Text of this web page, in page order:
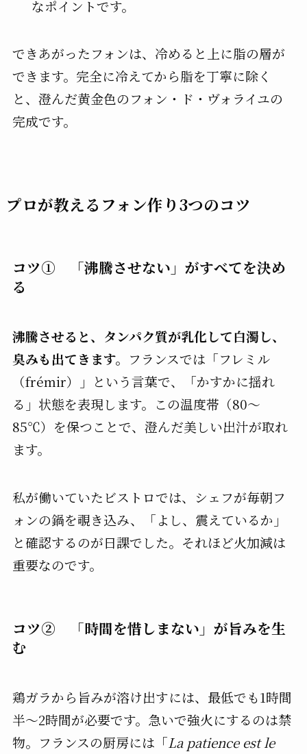
なポイントです。
できあがったフォンは、冷めると上に脂の層が
できます。完全に冷えてから脂を丁寧に除く
と、澄んだ黄金色のフォン・ド・ヴォライユの
完成です。
プロが教えるフォン作り3つのコツ
コツ① 「沸騰させない」がすべてを決め
る
沸騰させると、タンパク質が乳化して白濁し、
臭みも出てきます。 フランスでは「フレミル
（frémir）」という言葉で、「かすかに揺れ
る」状態を表現します。この温度帯（80〜
85℃）を保つことで、澄んだ美しい出汁が取れ
ます。
私が働いていたビストロでは、シェフが毎朝フ
ォンの鍋を覗き込み、「よし、震えているか」
と確認するのが日課でした。それほど火加減は
重要なのです。
コツ② 「時間を惜しまない」が旨みを生
む
鶏ガラから旨みが溶け出すには、最低でも1時間
半〜2時間が必要です。急いで強火にするのは禁
物。フランスの厨房には「La patience est le